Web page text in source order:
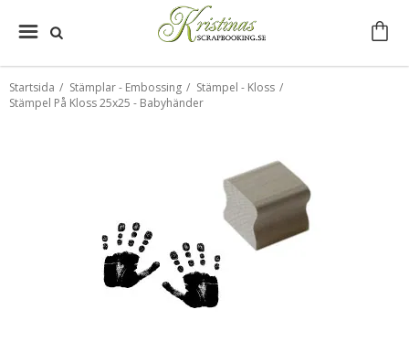
Startsida / Stämplar - Embossing / Stämpel - Kloss /
Stämpel På Kloss 25x25 - Babyhänder